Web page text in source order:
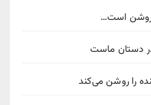
روشن است…
در دستان ماست
را روشن می‌کند